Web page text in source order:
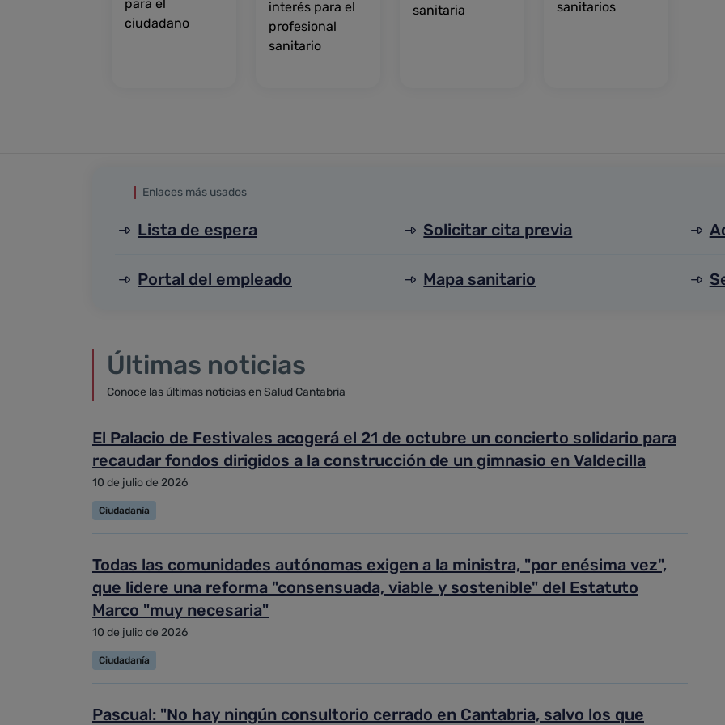
para el
ciudadano
interés para el
profesional
sanitario
sanitaria sanitarios
Enlaces más usados
Lista de espera Solicitar cita previa
Portal del empleado Mapa sanitario
Últimas noticias
Conoce las últimas noticias en Salud Cantabria
El Palacio de Festivales acogerá el 21 de octubre un concierto solidario para
recaudar fondos dirigidos a la construcción de un gimnasio en Valdecilla
10 de julio de 2026
Ciudadanía
Todas las comunidades autónomas exigen a la ministra, "por enésima vez",
que lidere una reforma "consensuada, viable y sostenible" del Estatuto
Marco "muy necesaria"
10 de julio de 2026
Ciudadanía
Pascual: "No hay ningún consultorio cerrado en Cantabria, salvo los que